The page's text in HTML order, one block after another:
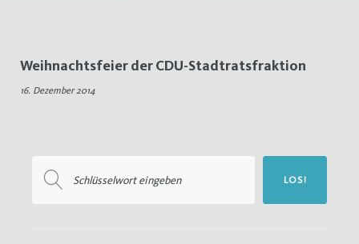
Schlagwort:
Weihnachtsfeier
Weihnachtsfeier der CDU-Stadtratsfraktion
16. Dezember 2014
nach:
LOS!